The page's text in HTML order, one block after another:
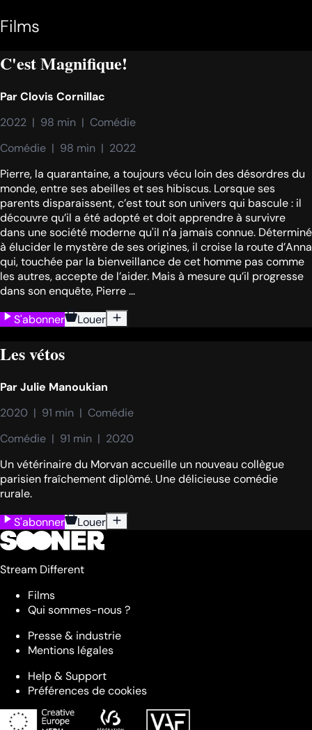
Films
C'est Magnifique!
ParClovis Cornillac
2022  |  98 min  |  Comédie
Comédie  |  98 min  |  2022
Pierre, la quarantaine, a toujours vécu loin des désordres du
monde, entre ses abeilles et ses hibiscus. Lorsque ses
parents disparaissent, c’est tout son univers qui bascule : il
découvre qu’il a été adopté et doit apprendre à survivre
dans une société moderne qu'il n’a jamais connue. Déterminé
à élucider le mystère de ses origines, il croise la route d’Anna
qui, touchée par la bienveillance de cet homme pas comme
les autres, accepte de l’aider. Mais à mesure qu’il progresse
dans son enquête, Pierre ...
S'abonner
Louer
Les vétos
ParJulie Manoukian
2020  |  91 min  |  Comédie
Comédie  |  91 min  |  2020
Un vétérinaire du Morvan accueille un nouveau collègue
parisien fraîchement diplômé. Une délicieuse comédie
rurale.
S'abonner
Louer
Stream Different
Films
Qui sommes-nous ?
Presse & industrie
Mentions légales
Help & Support
Préférences de cookies